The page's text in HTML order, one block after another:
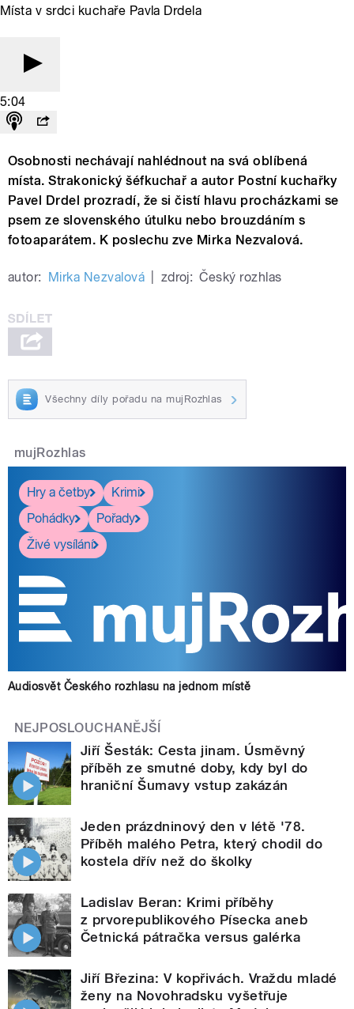
Místa v srdci kuchaře Pavla Drdela
5:04
Osobnosti nechávají nahlédnout na svá oblíbená
místa. Strakonický šéfkuchař a autor Postní kuchařky
Pavel Drdel prozradí, že si čistí hlavu procházkami se
psem ze slovenského útulku nebo brouzdáním s
fotoaparátem. K poslechu zve Mirka Nezvalová.
autor: Mirka Nezvalová zdroj: Český rozhlas
Všechny díly pořadu na mujRozhlas
mujRozhlas
Hry a četby
Krimi
Pohádky
Pořady
Živé vysílání
Audiosvět Českého rozhlasu na jednom místě
NEJPOSLOUCHANĚJŠÍ
Jiří Šesták: Cesta jinam. Úsměvný
příběh ze smutné doby, kdy byl do
hraniční Šumavy vstup zakázán
Jeden prázdninový den v létě '78.
Příběh malého Petra, který chodil do
kostela dřív než do školky
Ladislav Beran: Krimi příběhy
z prvorepublikového Písecka aneb
Četnická pátračka versus galérka
Jiří Březina: V kopřivách. Vraždu mladé
ženy na Novohradsku vyšetřuje